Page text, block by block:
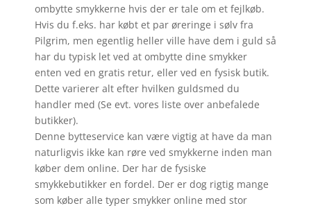
ombytte smykkerne hvis der er tale om et fejlkøb.
Hvis du f.eks. har købt et par øreringe i sølv fra
Pilgrim, men egentlig heller ville have dem i guld så
har du typisk let ved at ombytte dine smykker
enten ved en gratis retur, eller ved en fysisk butik.
Dette varierer alt efter hvilken guldsmed du
handler med (Se evt. vores liste over anbefalede
butikker).
Denne bytteservice kan være vigtig at have da man
naturligvis ikke kan røre ved smykkerne inden man
køber dem online. Der har de fysiske
smykkebutikker en fordel. Der er dog rigtig mange
som køber alle typer smykker online med stor